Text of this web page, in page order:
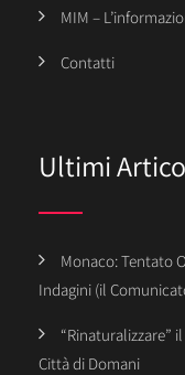
MIM –
Contatti
Ultimi
Monaco: Tentato
Indagini (il
“Rinaturalizzare”
Città di Domani